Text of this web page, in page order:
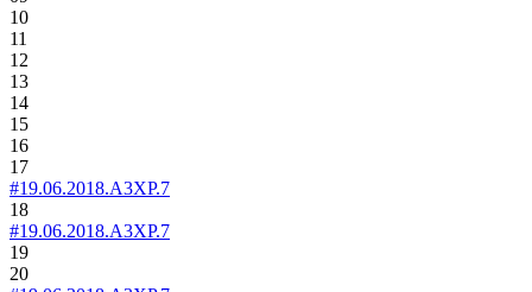
10
11
12
13
14
15
16
17
#19.06.2018.A3XP.7
18
#19.06.2018.A3XP.7
19
20